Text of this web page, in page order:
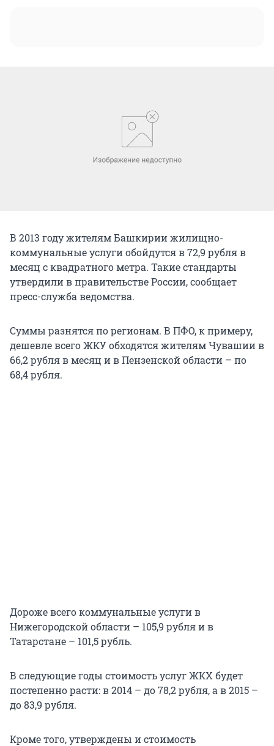
В 2013 году жителям Башкирии жилищно-
коммунальные услуги обойдутся в 72,9 рубля в
месяц с квадратного метра. Такие стандарты
утвердили в правительстве России, сообщает
пресс-служба ведомства.
Суммы разнятся по регионам. В ПФО, к примеру,
дешевле всего ЖКУ обходятся жителям Чувашии в
66,2 рубля в месяц и в Пензенской области – по
68,4 рубля.
Дороже всего коммунальные услуги в
Нижегородской области – 105,9 рубля и в
Татарстане – 101,5 рубль.
В следующие годы стоимость услуг ЖКХ будет
постепенно расти: в 2014 – до 78,2 рубля, а в 2015 –
до 83,9 рубля.
Кроме того, утверждены и стоимость